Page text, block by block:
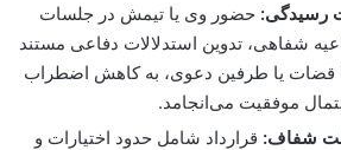
رسیدگی: حضور وی یا تیمش در جلسات
شفاهی، تدوین استدلالات دفاعی مستند
قضات یا طرفین دعوی، به کاهش اضطراب
موفقیت می‌انجامد.
شفاف: قرارداد شامل حدود اختیارات و